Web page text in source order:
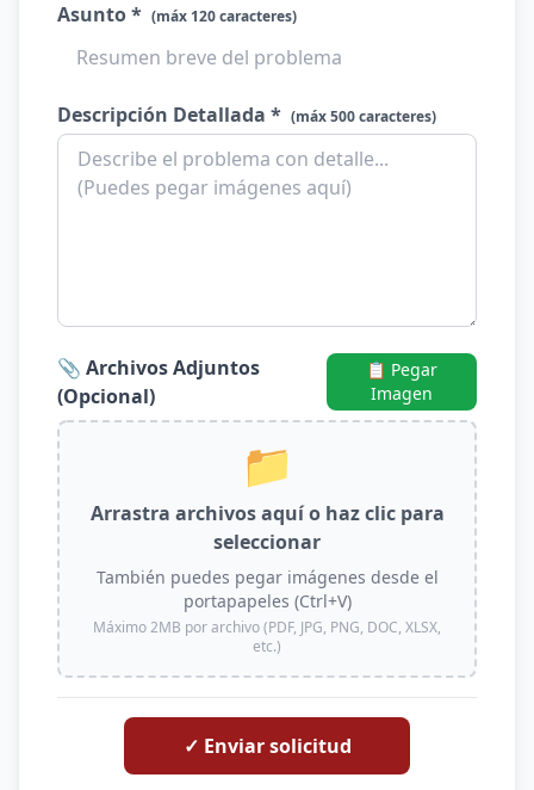
Asunto * (máx 120 caracteres)
Descripción Detallada * (máx 500 caracteres)
📎 Archivos Adjuntos
(Opcional)
📋 Pegar
Imagen
📁
Arrastra archivos aquí o haz clic para
seleccionar
También puedes pegar imágenes desde el
portapapeles (Ctrl+V)
Máximo 2MB por archivo (PDF, JPG, PNG, DOC, XLSX,
etc.)
✓ Enviar solicitud